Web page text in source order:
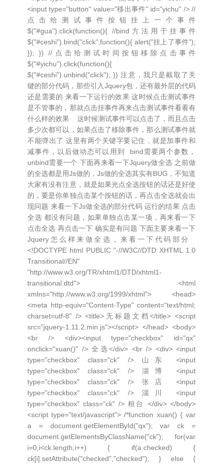
<input type="button" value="移出事件" id="yichu" /> //
点击给测试事件按钮挂上一个事件
$("#gua").click(function(){ //bind方法用于挂事件
$("#ceshi").bind("click",function(){ alert("挂上了事件");
}); }) //点击给测试时间按钮移除点击事件
$("#yichu").click(function(){
$("#ceshi").unbind("click"); }) 注意，我只是截取了关
键的部分代码，那些引入Jquery包，还有最外层的代码
还是需要的 来看一下运行的效果 这时候点击测试事件
是不管事的，那就点击挂事件再来点击测试事件看看有
什么样的效果 这时候测试事件可以点击了，而且点击
多少次都可以，如果点击了移除事件，那么测试事件就
不能弹出了 这里有两个关键字要记住，就是加事件和
减事件，以后做动态可以用到 bind需要两个参数，
unbind需要一个 下面再来看一下Jquery做全选 之前做
的全选都是用Js做的，Js做的全选其实有BUG，不知道
大家有没有注意，就是如果光点全选按钮的话还是好使
的，要是你单独点击某个按钮的话，再点击全选就会出
现问题 来看一下Js做全选的部分代码 运行的结果 点击
全选 都没有问题，如果单独点击某一项，再来看一下
点击全选 再点击一下 确实是有问题 下面主要来看一下
Jquery怎么样来做全选，来看一下代码部分
<!DOCTYPE html PUBLIC "-//W3C//DTD XHTML 1.0
Transitional//EN"
"http://www.w3.org/TR/xhtml1/DTD/xhtml1-
transitional.dtd"> <html
xmlns="http://www.w3.org/1999/xhtml"> <head>
<meta http-equiv="Content-Type" content="text/html;
charset=utf-8" /> <title>无标题文档</title> <script
src="jquery-1.11.2.min.js"></script> </head> <body>
<br /> <div><input type="checkbox" id="qx"
onclick="xuan()" /> 全选</div> <br /> <div> <input
type="checkbox" class="ck" /> 山东 <input
type="checkbox" class="ck" /> 淄博 <input
type="checkbox" class="ck" /> 张店 <input
type="checkbox" class="ck" /> 淄川 <input
type="checkbox" class="ck" /> 桓台 </div> </body>
<script type="text/javascript"> /*function xuan() { var
a = document.getElementById("qx"); var ck =
document.getElementsByClassName("ck"); for(var
i=0;i<ck.length;i++) { if(a.checked) {
ck[i].setAttribute("checked","checked"); } else {